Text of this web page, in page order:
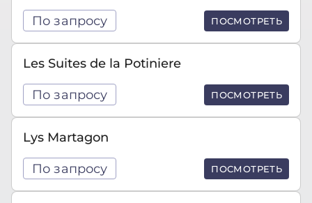
По запросу ПОСМОТРЕТЬ
Les Suites de la Potiniere
По запросу ПОСМОТРЕТЬ
Lys Martagon
По запросу ПОСМОТРЕТЬ